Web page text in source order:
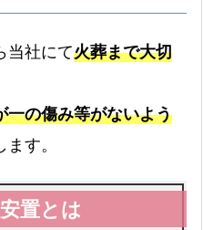
のお迎えの流れ
当社にて火葬まで大切
一の傷み等がないよう
す。